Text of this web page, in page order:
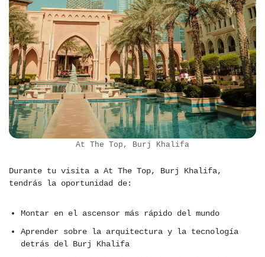
At The Top, Burj Khalifa
Durante tu visita a At The Top, Burj Khalifa,
tendrás la oportunidad de:
Montar en el ascensor más rápido del mundo
Aprender sobre la arquitectura y la tecnología
detrás del Burj Khalifa